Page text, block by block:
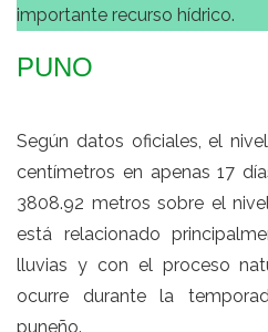
importante recurso hídrico.
PUNO
Según datos oficiales, el
centímetros en apenas 17
3808.92 metros sobre el
está relacionado
lluvias y con el proceso
ocurre durante la
puneño.